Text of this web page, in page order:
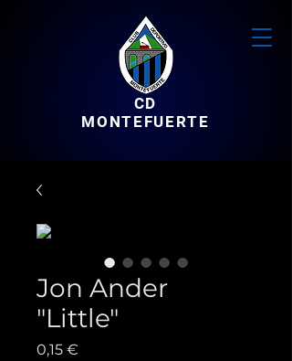
CD
MONTEFUERTE
Jon Ander
"Little"
0,15 €